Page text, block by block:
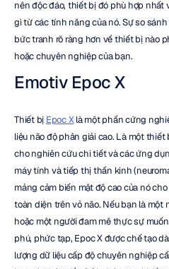
nên độc đáo, thiết bị đó phù hợp nhất
gì từ các tính năng của nó. Sự so
bức tranh rõ ràng hơn về thiết bị nào
hoặc chuyên nghiệp của bạn.
Emotiv Epoc X
Thiết bị Epoc X là một phần cứng
liệu não độ phân giải cao. Là một
cho nghiên cứu chi tiết và các ứng
máy tính và tiếp thị thần kinh
mảng cảm biến mật độ cao của nó
toàn diện trên vỏ não. Nếu bạn là
hoặc một người đam mê thực sự
phú, phức tạp, Epoc X được chế tạo
lượng dữ liệu cấp độ chuyên nghiệp